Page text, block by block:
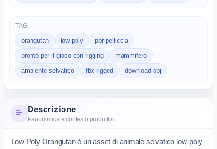
TAG
orangutan low poly pbr pelliccia
pronto per il gioco con rigging mammifero
ambiente selvatico fbx rigged download obj
Descrizione
Panoramica e contesto produttivo
Low Poly Orangutan è un asset di animale selvatico low-poly